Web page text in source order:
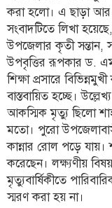
ক্যাম্পাস
সাহিত্য
ও
সংস্কৃতি
নারী
ও
শিশু
ভ্রমণ
লাইফস্টাইল
করা হলো। এ ছাড়া আর
সংবাদটিতে লিখা
উপজেলার কৃতী সন্তান,
উপবৃত্তির রূপকার ড.
শিক্ষা প্রসারে
বাস্তবায়িত হচ্ছে।
আকস্মিক মৃত্যু ছিলো
মতো। পুরো
কান্নার রোল পড়ে যায়।
করেছেন। লক্ষ্যণীয়
মৃত্যুবার্ষিকীতে
স্মরণ করা হয় না।